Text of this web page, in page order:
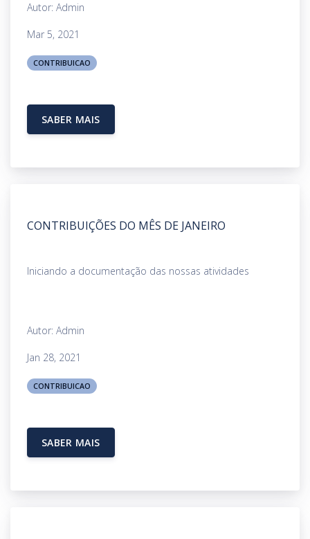
Autor: Admin
Mar 5, 2021
CONTRIBUICAO
SABER MAIS
CONTRIBUIÇÕES DO MÊS DE JANEIRO
Iniciando a documentação das nossas atividades
Autor: Admin
Jan 28, 2021
CONTRIBUICAO
SABER MAIS